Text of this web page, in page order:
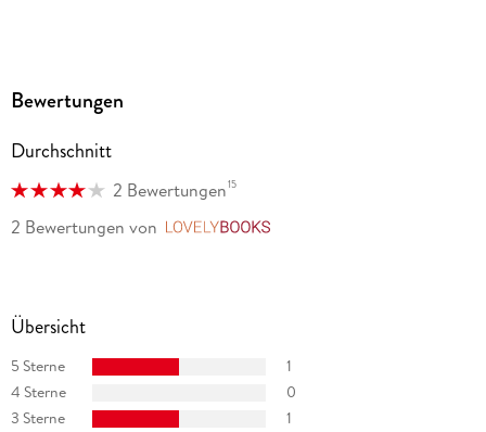
Bewertungen
Durchschnitt
2 Bewertungen15
2 Bewertungen von
Übersicht
5 Sterne
1
4 Sterne
0
3 Sterne
1